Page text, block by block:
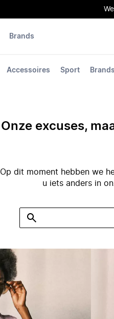
Accessoires Sport Brands
Brands
Onze excuses,
Op dit moment hebben we
u iets anders in